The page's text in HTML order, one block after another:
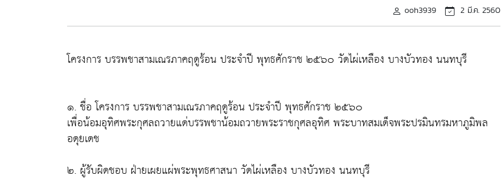
ooh3939 2 มี.ค. 2560
โครงการ บรรพชาสามเณรภาคฤดูร้อน ประจำปี พุทธศักราช ๒๕๖๐ วัดไผ่เหลือง บางบัวทอง นนทบุรี
๑. ชื่อ โครงการ บรรพชาสามเณรภาคฤดูร้อน ประจำปี พุทธศักราช ๒๕๖๐
เพื่อน้อมอุทิศพระกุศลถวายแด่บรรพชาน้อมถวายพระราชกุศลอุทิศ พระบาทสมเด็จพระปรมินทรมหาภูมิพล
อดุยเดช
๒. ผู้รับผิดชอบ ฝ่ายเผยแผ่พระพุทธศาสนา วัดไผ่เหลือง บางบัวทอง นนทบุรี